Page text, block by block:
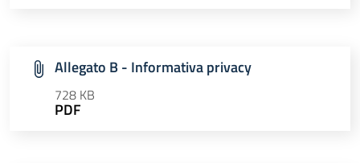
Allegato B - Informativa privacy
728 KB
PDF